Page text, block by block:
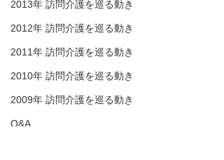
2013年 訪問介護を巡る動き
2012年 訪問介護を巡る動き
2011年 訪問介護を巡る動き
2010年 訪問介護を巡る動き
2009年 訪問介護を巡る動き
Q&A